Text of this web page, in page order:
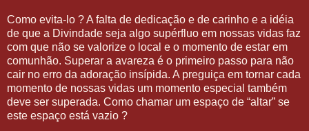
Como evita-lo ? A falta de dedicação e de carinho e a idéia
de que a Divindade seja algo supérfluo em nossas vidas faz
com que não se valorize o local e o momento de estar em
comunhão. Superar a avareza é o primeiro passo para não
cair no erro da adoração insípida. A preguiça em tornar cada
momento de nossas vidas um momento especial também
deve ser superada. Como chamar um espaço de “altar” se
este espaço está vazio ?